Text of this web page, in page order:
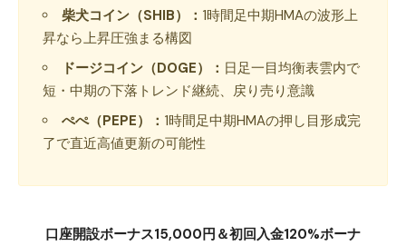
柴犬コイン（SHIB）： 1時間足中期HMAの波形上
昇なら上昇圧強まる構図
ドージコイン（DOGE）： 日足一目均衡表雲内で
短・中期の下落トレンド継続、戻り売り意識
ぺぺ（PEPE）： 1時間足中期HMAの押し目形成完
了で直近高値更新の可能性
口座開設ボーナス15,000円＆初回入金120%ボーナ